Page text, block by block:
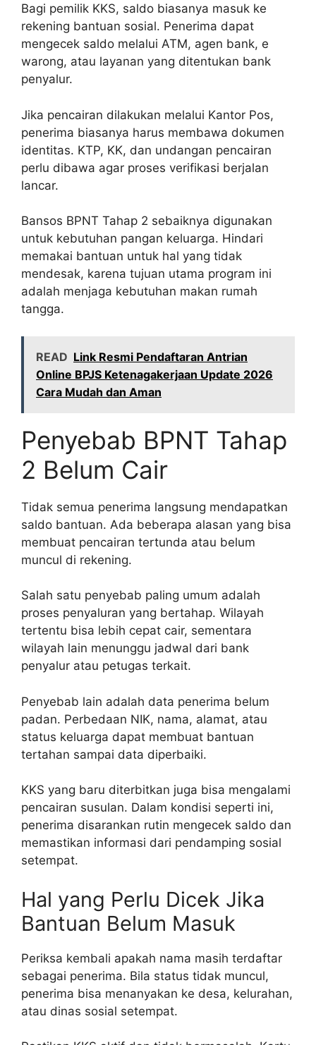
Bagi pemilik KKS, saldo biasanya masuk ke
rekening bantuan sosial. Penerima dapat
mengecek saldo melalui ATM, agen bank, e
warong, atau layanan yang ditentukan bank
penyalur.
Jika pencairan dilakukan melalui Kantor Pos,
penerima biasanya harus membawa dokumen
identitas. KTP, KK, dan undangan pencairan
perlu dibawa agar proses verifikasi berjalan
lancar.
Bansos BPNT Tahap 2 sebaiknya digunakan
untuk kebutuhan pangan keluarga. Hindari
memakai bantuan untuk hal yang tidak
mendesak, karena tujuan utama program ini
adalah menjaga kebutuhan makan rumah
tangga.
READ Link Resmi Pendaftaran Antrian
Online BPJS Ketenagakerjaan Update 2026
Cara Mudah dan Aman
Penyebab BPNT Tahap
2 Belum Cair
Tidak semua penerima langsung mendapatkan
saldo bantuan. Ada beberapa alasan yang bisa
membuat pencairan tertunda atau belum
muncul di rekening.
Salah satu penyebab paling umum adalah
proses penyaluran yang bertahap. Wilayah
tertentu bisa lebih cepat cair, sementara
wilayah lain menunggu jadwal dari bank
penyalur atau petugas terkait.
Penyebab lain adalah data penerima belum
padan. Perbedaan NIK, nama, alamat, atau
status keluarga dapat membuat bantuan
tertahan sampai data diperbaiki.
KKS yang baru diterbitkan juga bisa mengalami
pencairan susulan. Dalam kondisi seperti ini,
penerima disarankan rutin mengecek saldo dan
memastikan informasi dari pendamping sosial
setempat.
Hal yang Perlu Dicek Jika
Bantuan Belum Masuk
Periksa kembali apakah nama masih terdaftar
sebagai penerima. Bila status tidak muncul,
penerima bisa menanyakan ke desa, kelurahan,
atau dinas sosial setempat.